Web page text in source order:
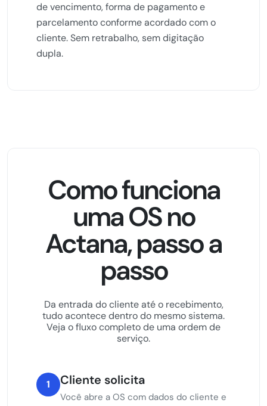
de vencimento, forma de pagamento e
parcelamento conforme acordado com o
cliente. Sem retrabalho, sem digitação
dupla.
Como funciona
uma OS no
Actana, passo a
passo
Da entrada do cliente até o recebimento,
tudo acontece dentro do mesmo sistema.
Veja o fluxo completo de uma ordem de
serviço.
1 Cliente solicita
Você abre a OS com dados do cliente e